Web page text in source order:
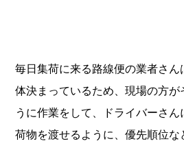
毎日集荷に来る路線便の業者さん
体決まっているため、現場の方が
うに作業をして、ドライバーさ
荷物を渡せるように、優先順位な